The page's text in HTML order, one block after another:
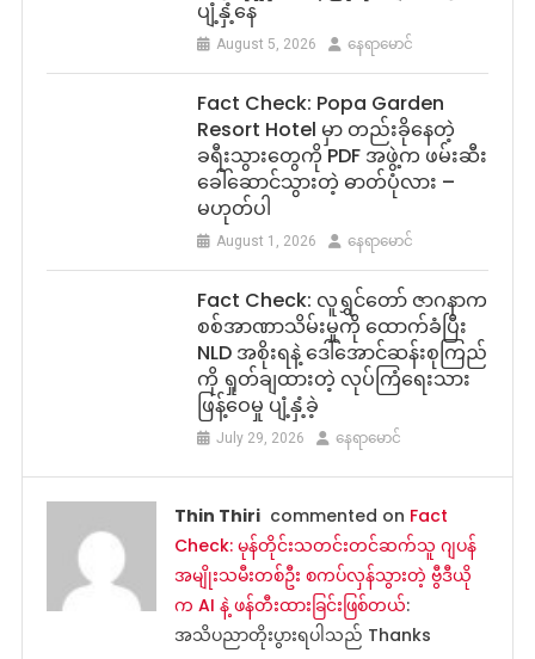
ပျံ့နှံ့နေ
August 5, 2026 နေရာမောင်
Fact Check: Popa Garden
Resort Hotel မှာ တည်းခိုနေတဲ့
ခရီးသွားတွေကို PDF အဖွဲ့က ဖမ်းဆီး
ခေါ်ဆောင်သွားတဲ့ ဓာတ်ပုံလား –
မဟုတ်ပါ
August 1, 2026 နေရာမောင်
Fact Check: လူရွှင်တော် ဇာဂနာက
စစ်အာဏာသိမ်းမှုကို ထောက်ခံပြီး
NLD အစိုးရနဲ့ ဒေါ်အောင်ဆန်းစုကြည်
ကို ရှုတ်ချထားတဲ့ လုပ်ကြံရေးသား
ဖြန့်ဝေမှု ပျံ့နှံ့ခဲ့
July 29, 2026 နေရာမောင်
Thin Thiri commented on Fact
Check: မုန်တိုင်းသတင်းတင်ဆက်သူ ဂျပန်
အမျိုးသမီးတစ်ဦး စကပ်လှန်သွားတဲ့ ဗွီဒီယို
က AI နဲ့ ဖန်တီးထားခြင်းဖြစ်တယ်:
အသိပညာတိုးပွားရပါသည် Thanks